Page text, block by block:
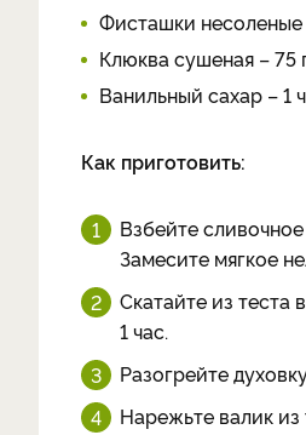
Фисташки несоленые
Клюква сушеная – 75
Ванильный сахар – 1
Как приготовить:
Взбейте
Замесите мягкое
Скатайте из теста
1 час.
Разогрейте
Нарежьте валик